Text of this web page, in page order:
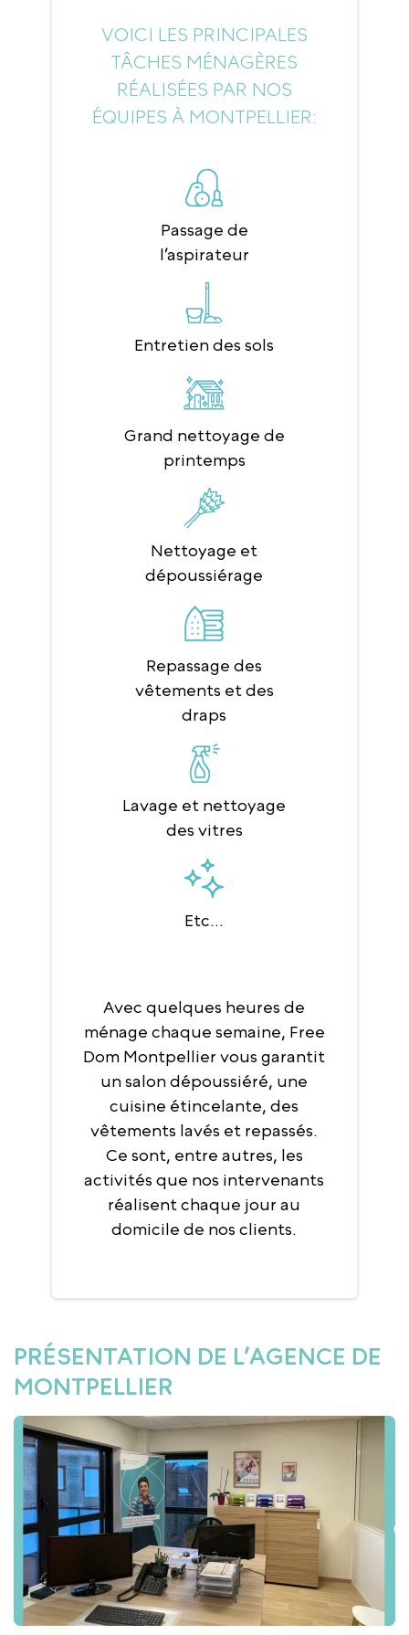
VOICI LES PRINCIPALES
TÂCHES MÉNAGÈRES
RÉALISÉES PAR NOS
ÉQUIPES À MONTPELLIER:
Passage de
l’aspirateur
Entretien des sols
Grand nettoyage de
printemps
Nettoyage et
dépoussiérage
Repassage des
vêtements et des
draps
Lavage et nettoyage
des vitres
Etc...
Avec quelques heures de
ménage chaque semaine, Free
Dom Montpellier vous garantit
un salon dépoussiéré, une
cuisine étincelante, des
vêtements lavés et repassés.
Ce sont, entre autres, les
activités que nos intervenants
réalisent chaque jour au
domicile de nos clients.
PRÉSENTATION DE L’AGENCE DE
MONTPELLIER